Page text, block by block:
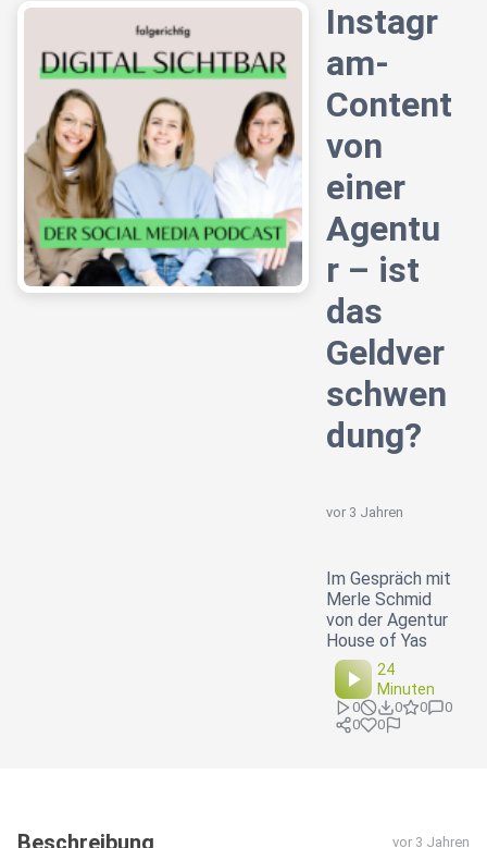
Instagr
am-
Content
von
einer
Agentu
r – ist
das
Geldver
schwen
dung?
vor 3 Jahren
Im Gespräch mit
Merle Schmid
von der Agentur
House of Yas
24
Minuten
0 0 0
0
0
0
Beschreibung vor 3 Jahren